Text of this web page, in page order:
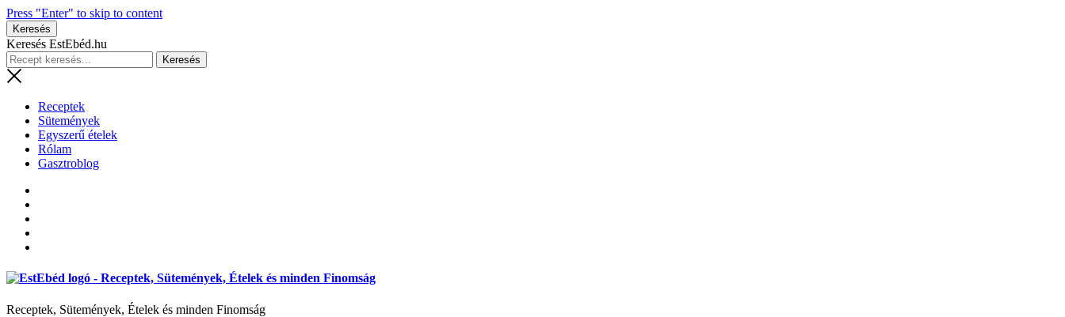
Press "Enter" to skip to content
Keresés
Keresés EstEbéd.hu
Receptek
Sütemények
Egyszerű ételek
Rólam
Gasztroblog
Receptek, Sütemények, Ételek és minden Finomság